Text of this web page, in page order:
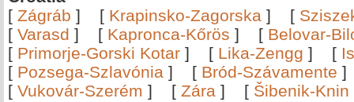
[ Zágráb ] [ Krapinsko-Zagorska ] [
[ Varasd ] [ Kapronca-Kőrös ] [ Belovar-
[ Primorje-Gorski Kotar ] [ Lika-Zengg ] [
[ Pozsega-Szlavónia ] [ Bród-Szávamente
[ Vukovár-Szerém ] [ Zára ] [ Šibenik-Knin